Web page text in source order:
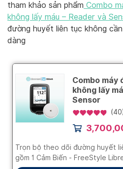
tham khảo sản phẩm Combo
không lấy máu – Reader và
đường huyết liên tục không
dàng